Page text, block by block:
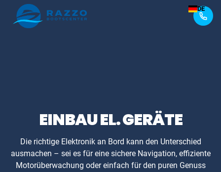
EINBAU EL. GERÄTE
Die richtige Elektronik an Bord kann den Unterschied
ausmachen – sei es für eine sichere Navigation, effiziente
Motorüberwachung oder einfach für den puren Genuss
DE